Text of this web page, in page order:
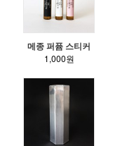
메종 퍼퓸 스티커
1,000원